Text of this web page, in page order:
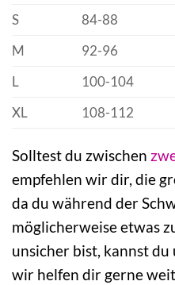
S
84-88
M
92-96
L
100-104
XL
108-112
Solltest du zwischen
empfehlen wir dir, die
da du während der
möglicherweise etwas
unsicher bist, kannst
wir helfen dir gerne